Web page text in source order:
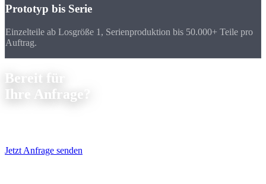
Prototyp bis Serie
Einzelteile ab Losgröße 1, Serienproduktion bis 50.000+ Teile pro
Auftrag.
Bereit für
Ihre Anfrage?
Jetzt Anfrage senden